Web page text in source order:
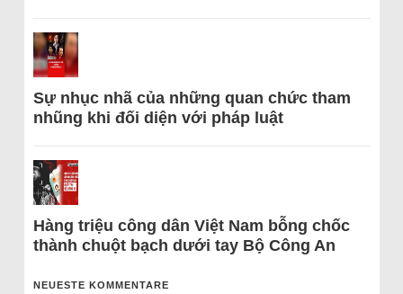
Sự nhục nhã của những quan chức tham
nhũng khi đối diện với pháp luật
Hàng triệu công dân Việt Nam bỗng chốc
thành chuột bạch dưới tay Bộ Công An
NEUESTE KOMMENTARE